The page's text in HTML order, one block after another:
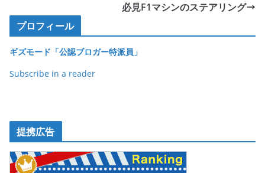
o
o
k
必見F1マシンのステアリング
プロフィール
ギズモード「公認ブロガー特派員」
Subscribe in a reader
提携広告